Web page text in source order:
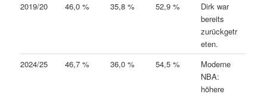
2019/20
46,0 % 35,8 % 52,9 %
Dirk war
bereits
zurückgetr
eten.
2024/25
46,7 % 36,0 % 54,5 %
Moderne
NBA:
höhere